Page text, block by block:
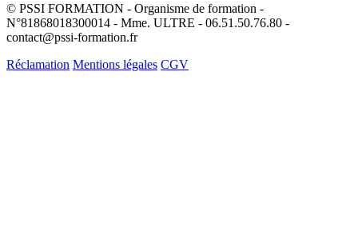
© PSSI FORMATION - Organisme de formation -
N°81868018300014 - Mme. ULTRE - 06.51.50.76.80 -
contact@pssi-formation.fr
Réclamation Mentions légales CGV